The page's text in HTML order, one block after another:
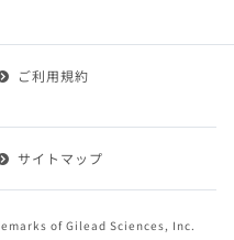
、本サービスの利用規約
ドがこれを承認した方を
of Gilead Sciences, Inc.
ご利用規約
サイトマップ